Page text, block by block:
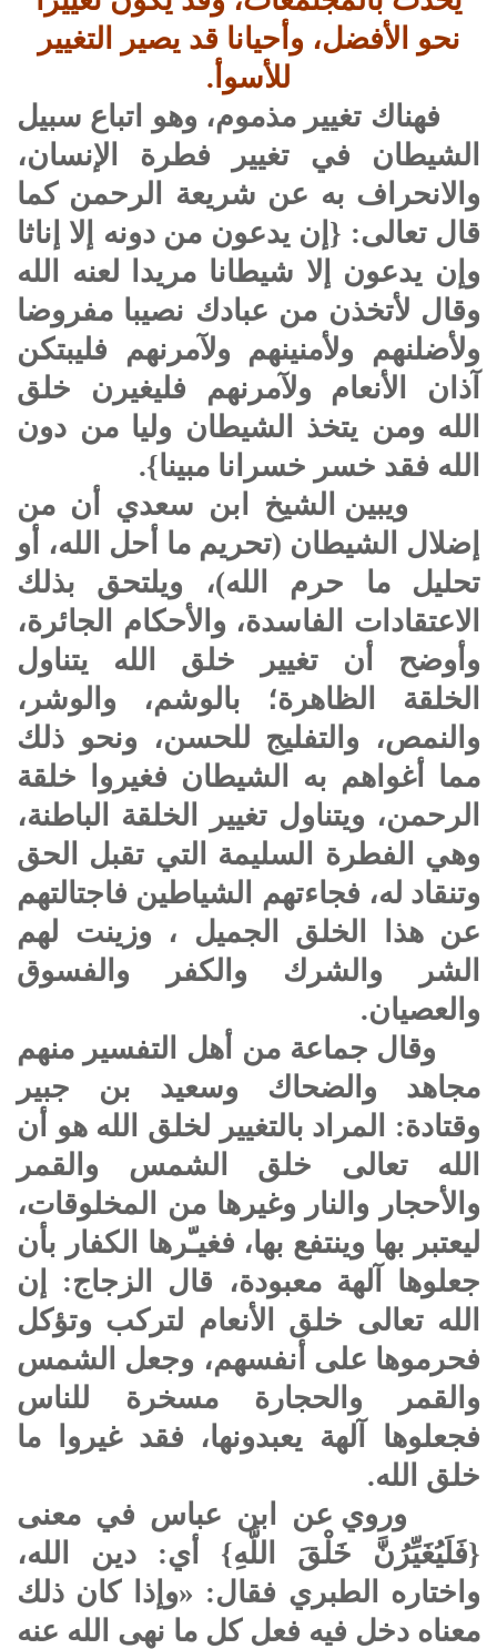
نحو الأفضل، وأحيانا قد يصير التغيير
للأسوأ.
فهناك تغيير مذموم، وهو اتباع سبيل
الشيطان في تغيير فطرة الإنسان،
والانحراف به عن شريعة الرحمن كما
قال تعالى: {إن يدعون من دونه إلا إناثا
وإن يدعون إلا شيطانا مريدا لعنه الله
وقال لأتخذن من عبادك نصيبا مفروضا
ولأضلنهم ولأمنينهم ولآمرنهم فليبتكن
آذان الأنعام ولآمرنهم فليغيرن خلق
الله ومن يتخذ الشيطان وليا من دون
الله فقد خسر خسرانا مبينا}.
ويبين الشيخ ابن سعدي أن من
إضلال الشيطان (تحريم ما أحل الله، أو
تحليل ما حرم الله)، ويلتحق بذلك
الاعتقادات الفاسدة، والأحكام الجائرة،
وأوضح أن تغيير خلق الله يتناول
الخلقة الظاهرة؛ بالوشم، والوشر،
والنمص، والتفليج للحسن، ونحو ذلك
مما أغواهم به الشيطان فغيروا خلقة
الرحمن، ويتناول تغيير الخلقة الباطنة،
وهي الفطرة السليمة التي تقبل الحق
وتنقاد له، فجاءتهم الشياطين فاجتالتهم
عن هذا الخلق الجميل ، وزينت لهم
الشر والشرك والكفر والفسوق
والعصيان.
وقال جماعة من أهل التفسير منهم
مجاهد والضحاك وسعيد بن جبير
وقتادة: المراد بالتغيير لخلق الله هو أن
الله تعالى خلق الشمس والقمر
والأحجار والنار وغيرها من المخلوقات،
ليعتبر بها وينتفع بها، فغيـّرها الكفار بأن
جعلوها آلهة معبودة، قال الزجاج: إن
الله تعالى خلق الأنعام لتركب وتؤكل
فحرموها على أنفسهم، وجعل الشمس
والقمر والحجارة مسخرة للناس
فجعلوها آلهة يعبدونها، فقد غيروا ما
خلق الله.
وروي عن ابن عباس في معنى
{فَلَيُغَيِّرُنَّ خَلْقَ اللَّهِ} أي: دين الله،
واختاره الطبري فقال: «وإذا كان ذلك
معناه دخل فيه فعل كل ما نهى الله عنه